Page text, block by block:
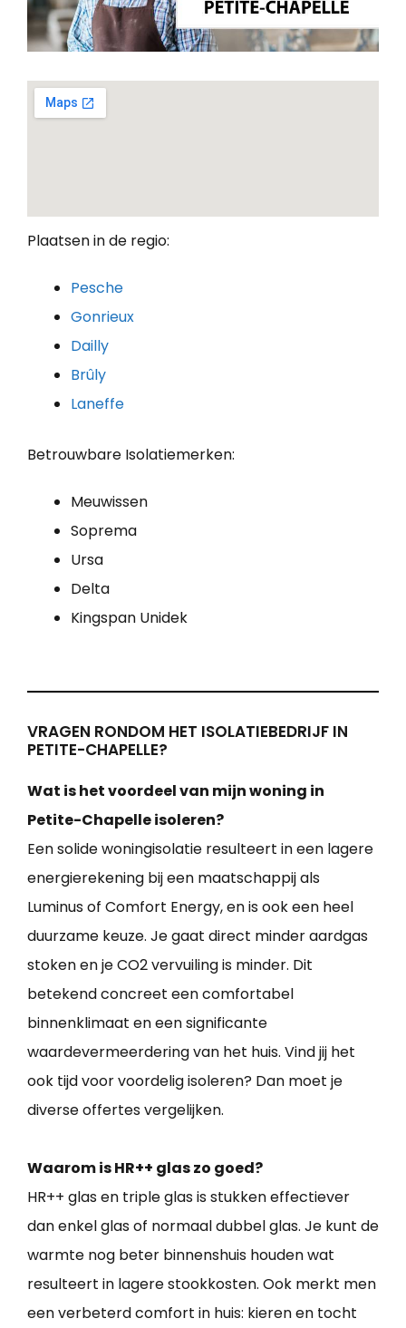
Plaatsen in de regio:
Pesche
Gonrieux
Dailly
Brûly
Laneffe
Betrouwbare Isolatiemerken:
Meuwissen
Soprema
Ursa
Delta
Kingspan Unidek
VRAGEN RONDOM HET ISOLATIEBEDRIJF IN
PETITE-CHAPELLE?
Wat is het voordeel van mijn woning in
Petite-Chapelle isoleren?
Een solide woningisolatie resulteert in een lagere
energierekening bij een maatschappij als
Luminus of Comfort Energy, en is ook een heel
duurzame keuze. Je gaat direct minder aardgas
stoken en je CO2 vervuiling is minder. Dit
betekend concreet een comfortabel
binnenklimaat en een significante
waardevermeerdering van het huis. Vind jij het
ook tijd voor voordelig isoleren? Dan moet je
diverse offertes vergelijken.
Waarom is HR++ glas zo goed?
HR++ glas en triple glas is stukken effectiever
dan enkel glas of normaal dubbel glas. Je kunt de
warmte nog beter binnenshuis houden wat
resulteert in lagere stookkosten. Ook merkt men
een verbeterd comfort in huis: kieren en tocht